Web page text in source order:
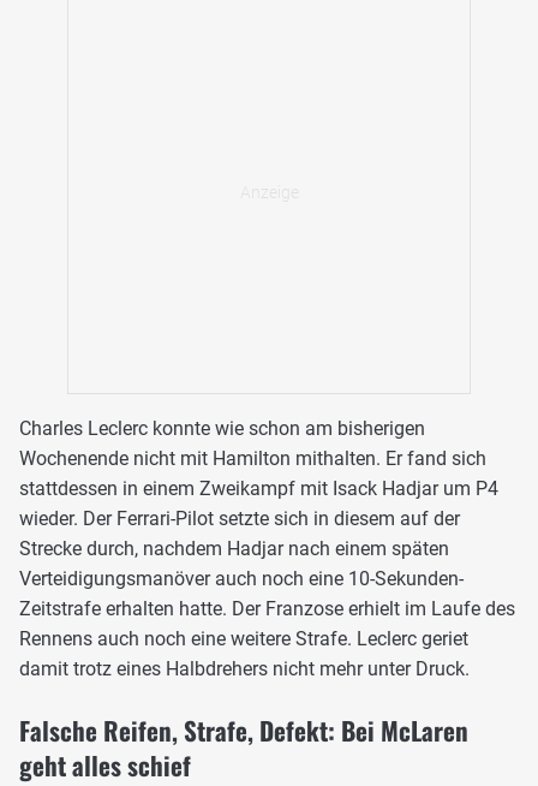
Charles Leclerc konnte wie schon am bisherigen
Wochenende nicht mit Hamilton mithalten. Er fand sich
stattdessen in einem Zweikampf mit Isack Hadjar um P4
wieder. Der Ferrari-Pilot setzte sich in diesem auf der
Strecke durch, nachdem Hadjar nach einem späten
Verteidigungsmanöver auch noch eine 10-Sekunden-
Zeitstrafe erhalten hatte. Der Franzose erhielt im Laufe des
Rennens auch noch eine weitere Strafe. Leclerc geriet
damit trotz eines Halbdrehers nicht mehr unter Druck.
Falsche Reifen, Strafe, Defekt: Bei McLaren
geht alles schief